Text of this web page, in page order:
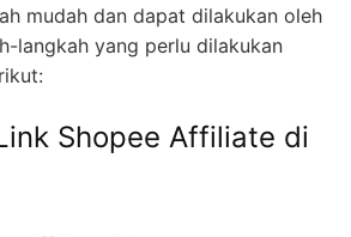
mudah dan dapat dilakukan oleh
langkah yang perlu dilakukan
Shopee Affiliate di